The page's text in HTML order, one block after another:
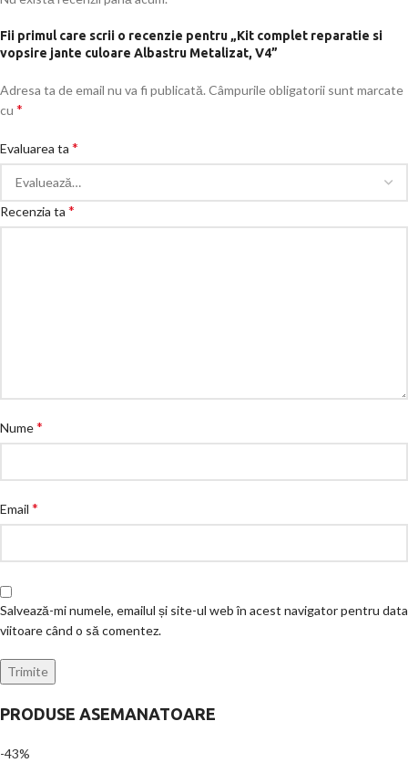
Fii primul care scrii o recenzie pentru „Kit complet reparatie si
vopsire jante culoare Albastru Metalizat, V4”
Adresa ta de email nu va fi publicată.Câmpurile obligatorii sunt marcate
cu *
Evaluarea ta *
Recenzia ta *
Nume*
Email *
Salvează-mi numele, emailul și site-ul web în acest navigator pentru data
viitoare când o să comentez.
PRODUSE ASEMANATOARE
-43%